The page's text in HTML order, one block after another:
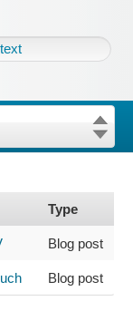
Type
Blog post
Blog post